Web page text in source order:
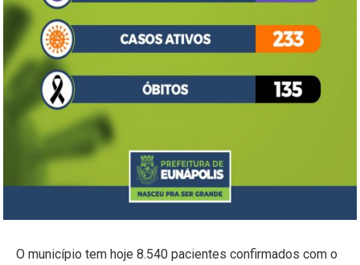
O município tem hoje 8.540 pacientes confirmados com o